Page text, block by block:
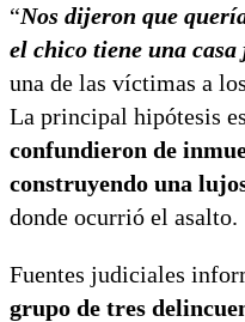
“Nos dijeron que
el chico tiene una
una de las víctimas a
La principal hipótesis
confundieron de
construyendo una
donde ocurrió el asalto.
Fuentes judiciales
grupo de tres